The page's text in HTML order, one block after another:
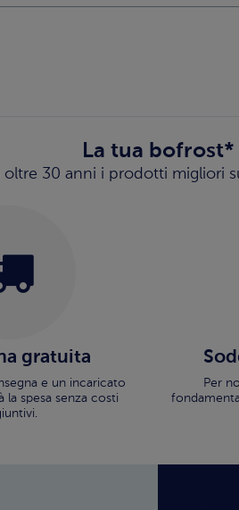
La tua bofrost*
oltre 30 anni i prodotti migliori
gratuita
e un incaricato
spesa senza costi
Per